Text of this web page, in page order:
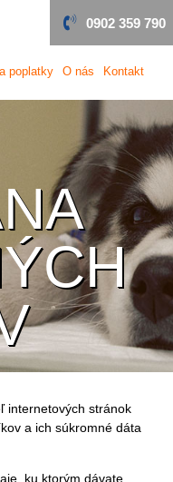
0902 359 790
poplatky O nás Kontakt
internetových stránok
a ich súkromné dáta
ku ktorým dávate